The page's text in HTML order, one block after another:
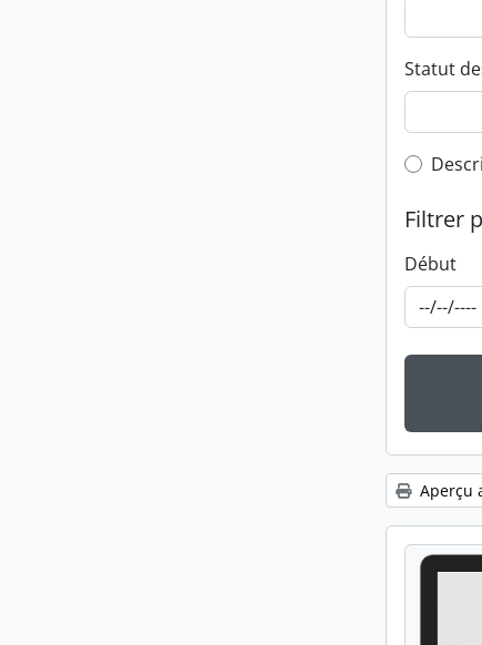
Statut
Top-
Filtrer
Début
Aperçu